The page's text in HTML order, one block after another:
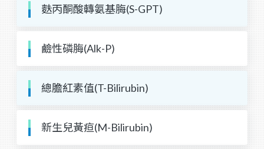
麩丙酮酸轉氨基脢(S-GPT)
鹼性磷脢(Alk-P)
總膽紅素值(T-Bilirubin)
新生兒黃疸(M-Bilirubin)